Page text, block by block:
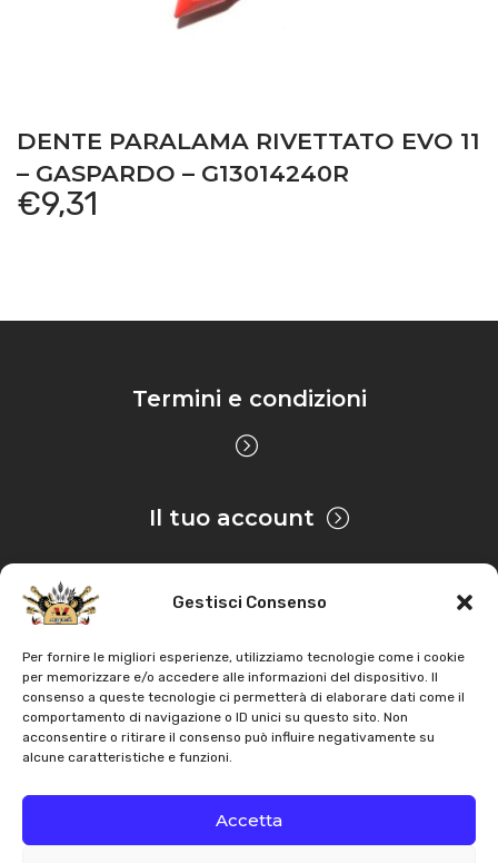
Gestisci Consenso
Per fornire le migliori esperienze, utilizziamo tecnologie come i cookie
per memorizzare e/o accedere alle informazioni del dispositivo. Il
consenso a queste tecnologie ci permetterà di elaborare dati come il
comportamento di navigazione o ID unici su questo sito. Non
acconsentire o ritirare il consenso può influire negativamente su
alcune caratteristiche e funzioni.
Accetta
DENTE PARALAMA RIVETTATO EVO 11
– GASPARDO – G13014240R
€9,31
Termini e condizioni
Il tuo account
Privacy & Cookie
CopyrightAZ Agri. Tutti i diritti servati |Assistenza |
Contatti